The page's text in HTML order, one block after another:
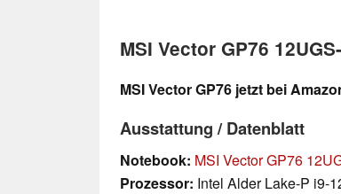
MSI Vector GP76
MSI Vector GP76 jetzt bei
Ausstattung / Datenblatt
Notebook: MSI Vector GP76
Prozessor: Intel Alder Lake-P i9-